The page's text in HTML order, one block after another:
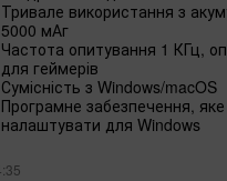
Тривале використання з
5000 мАг
Частота опитування 1 КГц,
для геймерів
Сумісність з Windows/macOS
Програмне забезпечення,
налаштувати для Windows‌